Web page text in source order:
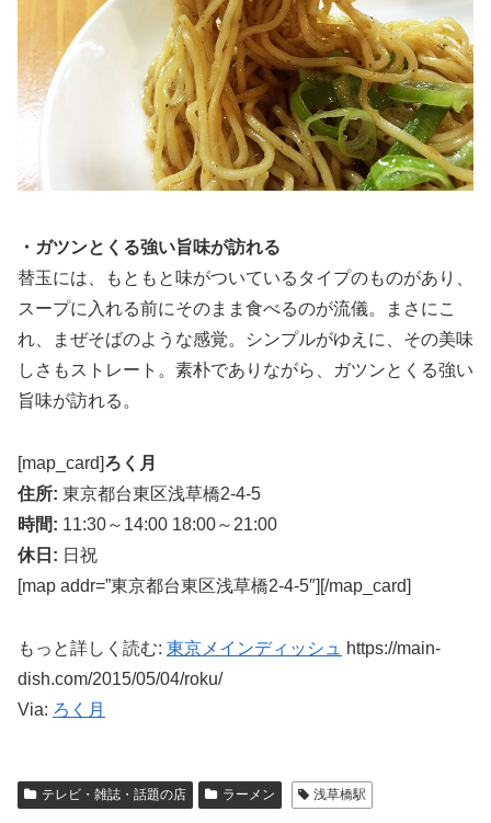
・ガツンとくる強い旨味が訪れる
替玉には、もともと味がついているタイプのものがあり、
スープに入れる前にそのまま食べるのが流儀。まさにこ
れ、まぜそばのような感覚。シンプルがゆえに、その美味
しさもストレート。素朴でありながら、ガツンとくる強い
旨味が訪れる。
[map_card]ろく月
住所: 東京都台東区浅草橋2-4-5
時間: 11:30～14:00 18:00～21:00
休日: 日祝
[map addr=”東京都台東区浅草橋2-4-5″][/map_card]
もっと詳しく読む: 東京メインディッシュ
https://main-
dish.com/2015/05/04/roku/
Via: ろく月
テレビ・雑誌・話題の店 ラーメン 浅草橋駅